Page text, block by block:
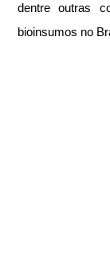
dentre outras
bioinsumos no